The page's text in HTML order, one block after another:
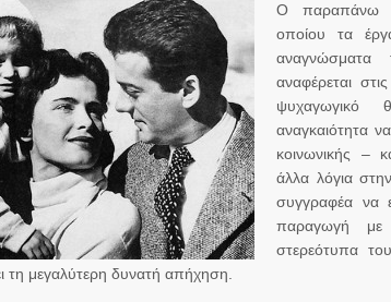
Ο παραπάνω
οποίου τα
αναγνώσματα
αναφέρεται
ψυχαγωγικό
αναγκαιότητα
κοινωνικής –
άλλα λόγια
συγγραφέα να
παραγωγή με
στερεότυπα
τη μεγαλύτερη δυνατή απήχηση.